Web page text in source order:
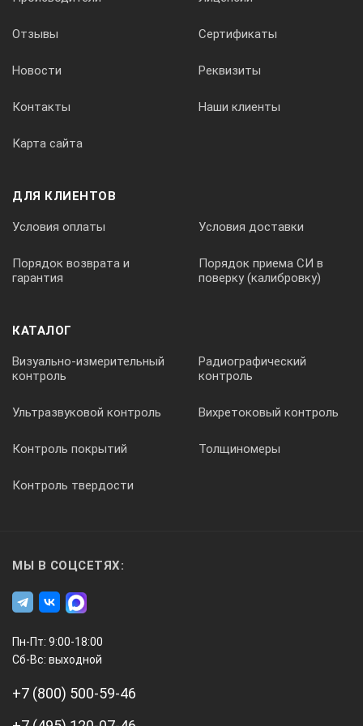
Отзывы Сертификаты
Новости Реквизиты
Контакты Наши клиенты
Карта сайта
ДЛЯ КЛИЕНТОВ
Условия оплаты Условия доставки
Порядок возврата и
гарантия
Порядок приема СИ в
поверку (калибровку)
КАТАЛОГ
Визуально-измерительный
контроль
Радиографический
контроль
Ультразвуковой контроль Вихретоковый контроль
Контроль покрытий Толщиномеры
Контроль твердости
МЫ В СОЦСЕТЯХ:
Пн-Пт: 9:00-18:00
Сб-Вс: выходной
+7 (800) 500-59-46